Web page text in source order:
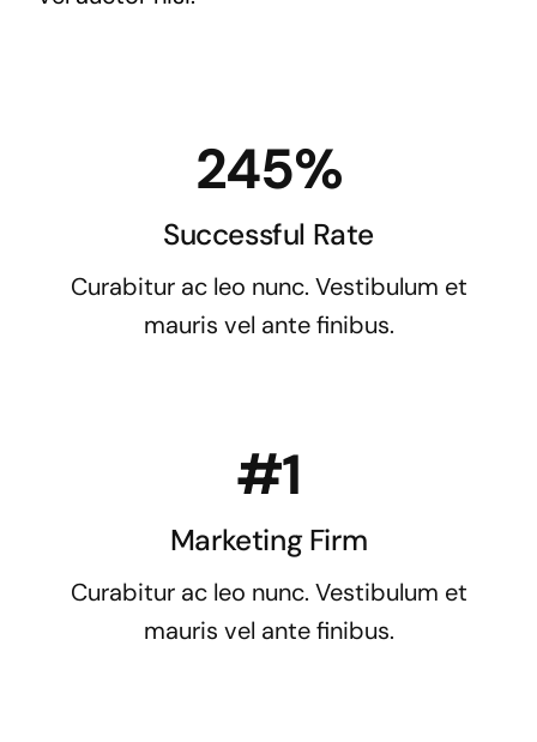
245%
Successful Rate
Curabitur ac leo nunc. Vestibulum et
mauris vel ante finibus.
#1
Marketing Firm
Curabitur ac leo nunc. Vestibulum et
mauris vel ante finibus.